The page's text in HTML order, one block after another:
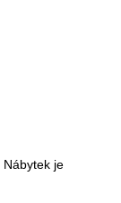
Nábytek je